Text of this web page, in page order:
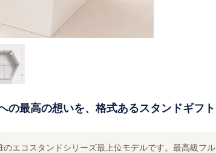
の最高の想いを、格式あるスタンドギフ
のエコスタンドシリーズ最上位モデルです。最高級フ